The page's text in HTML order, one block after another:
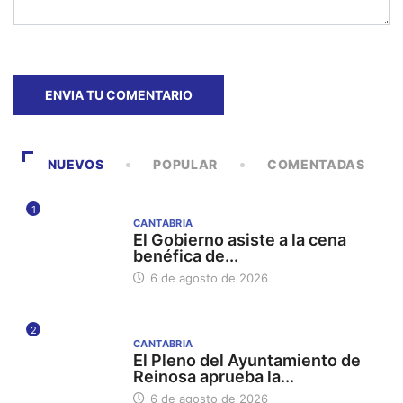
NUEVOS POPULAR COMENTADAS
1
CANTABRIA
El Gobierno asiste a la cena
benéfica de...
6 de agosto de 2026
2
CANTABRIA
El Pleno del Ayuntamiento de
Reinosa aprueba la...
6 de agosto de 2026